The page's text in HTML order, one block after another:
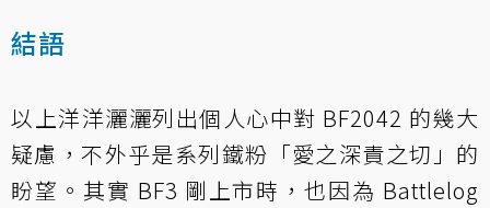
結語
以上洋洋灑灑列出個人心中對 BF2042 的幾大
疑慮，不外乎是系列鐵粉「愛之深責之切」的
盼望。其實 BF3 剛上市時，也因為 Battlelog